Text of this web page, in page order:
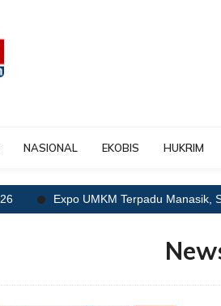
NASIONAL EKOBIS HUKRIM
Expo UMKM Terpadu Manasik,